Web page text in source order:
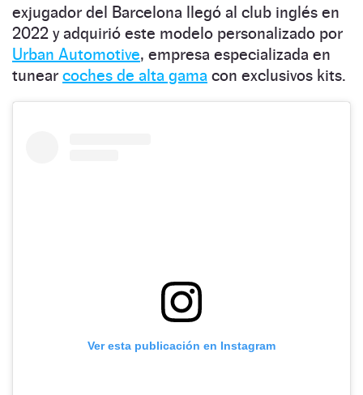
exjugador del Barcelona llegó al club inglés en
2022 y adquirió este modelo personalizado por
Urban Automotive, empresa especializada en
tunear coches de alta gama con exclusivos kits.
Ver esta publicación en Instagram